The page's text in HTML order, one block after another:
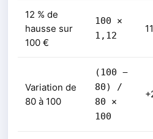
12 % de
hausse sur
100 €
100 ×
1,12
Variation de
80 à 100
(100 −
80) /
80 ×
100